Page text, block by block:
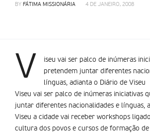
BY FÁTIMA MISSIONÁRIA 4 DE JANEIRO, 2008
V
iseu vai ser palco de inúmeras
pretendem juntar diferentes
línguas, adianta o Diário de Viseu
Viseu vai ser palco de inúmeras iniciativas
juntar diferentes nacionalidades e línguas,
Viseu a cidade vai receber workshops
cultura dos povos e cursos de formação